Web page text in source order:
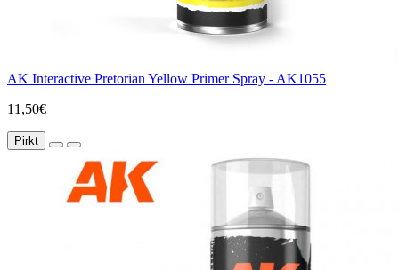
AK Interactive Pretorian Yellow Primer Spray - AK1055
11,50€
Pirkt